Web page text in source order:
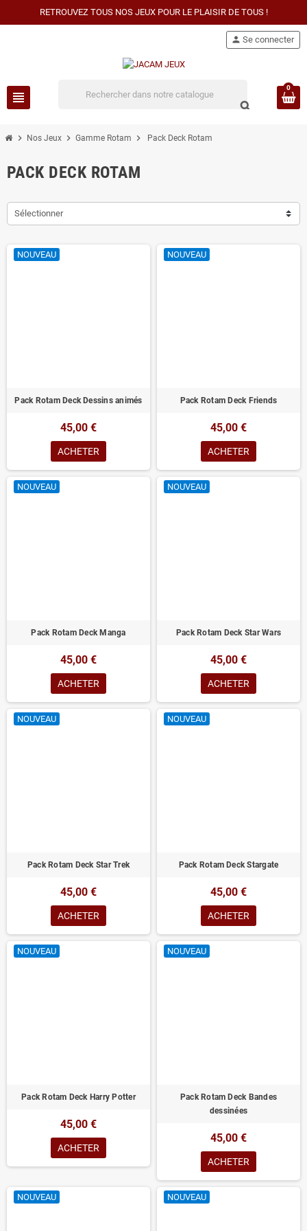
RETROUVEZ TOUS NOS JEUX POUR LE PLAISIR DE TOUS !
view_headline
search
person Se connecter
0
chevron_right Nos Jeux chevron_right Gamme Rotam chevron_right Pack Deck Rotam
PACK DECK ROTAM
Sélectionner
NOUVEAU
Pack Rotam Deck Dessins animés
45,00 €
ACHETER
NOUVEAU
Pack Rotam Deck Friends
45,00 €
ACHETER
NOUVEAU
Pack Rotam Deck Manga
45,00 €
ACHETER
NOUVEAU
Pack Rotam Deck Star Wars
45,00 €
ACHETER
NOUVEAU
Pack Rotam Deck Star Trek
45,00 €
ACHETER
NOUVEAU
Pack Rotam Deck Stargate
45,00 €
ACHETER
NOUVEAU
Pack Rotam Deck Harry Potter
45,00 €
ACHETER
NOUVEAU
Pack Rotam Deck Bandes
dessinées
45,00 €
ACHETER
NOUVEAU NOUVEAU